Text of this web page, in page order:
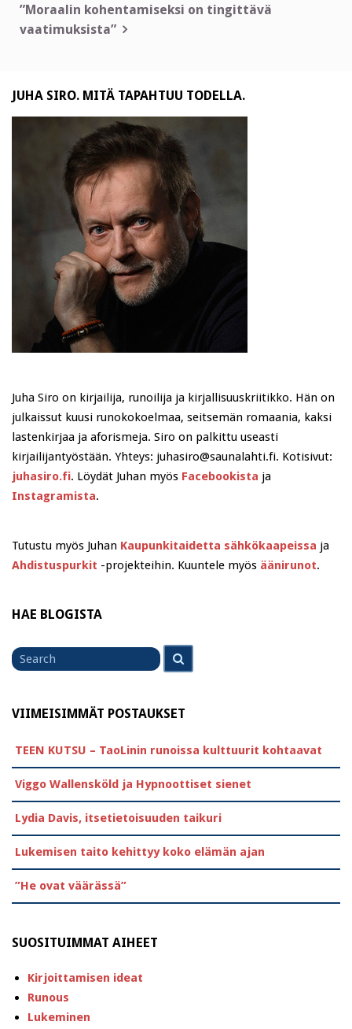
selaus
”Moraalin kohentamiseksi on tingittävä
vaatimuksista”
JUHA SIRO. MITÄ TAPAHTUU TODELLA.
Juha Siro on kirjailija, runoilija ja kirjallisuuskriitikko. Hän on
julkaissut kuusi runokokoelmaa, seitsemän romaania, kaksi
lastenkirjaa ja aforismeja. Siro on palkittu useasti
kirjailijantyöstään. Yhteys: juhasiro@saunalahti.fi. Kotisivut:
juhasiro.fi. Löydät Juhan myös Facebookista ja
Instagramista.
Tutustu myös Juhan Kaupunkitaidetta sähkökaapeissa ja
Ahdistuspurkit -projekteihin. Kuuntele myös äänirunot.
HAE BLOGISTA
Search
for
VIIMEISIMMÄT POSTAUKSET
TEEN KUTSU – TaoLinin runoissa kulttuurit kohtaavat
Viggo Wallensköld ja Hypnoottiset sienet
Lydia Davis, itsetietoisuuden taikuri
Lukemisen taito kehittyy koko elämän ajan
”He ovat väärässä”
SUOSITUIMMAT AIHEET
Kirjoittamisen ideat
Runous
Lukeminen